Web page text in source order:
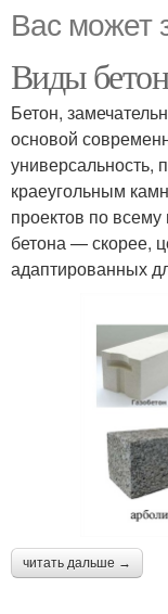
Вас может
Виды
Бетон,
основой
универсальность,
краеугольным
проектов по
бетона — скорее,
адаптированных
читать дальше →